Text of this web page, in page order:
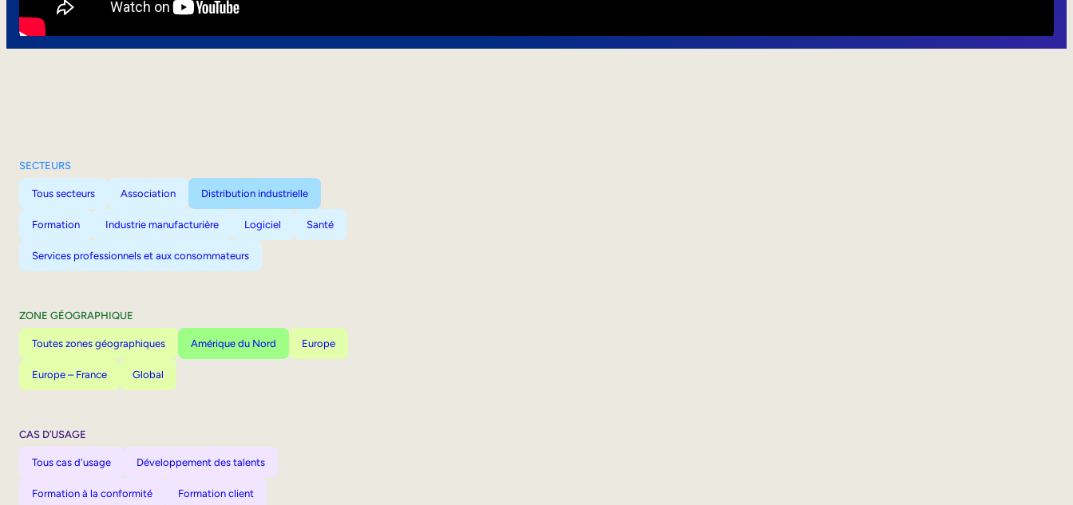
SECTEURS
Tous secteurs Association Distribution industrielle
Formation Industrie manufacturière Logiciel Santé
Services professionnels et aux consommateurs
ZONE GÉOGRAPHIQUE
Toutes zones géographiques Amérique du Nord Europe
Europe – France Global
CAS D’USAGE
Tous cas d'usage Développement des talents
Formation à la conformité Formation client